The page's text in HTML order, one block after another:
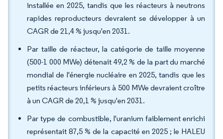
installée en 2025, tandis que les réacteurs à neutrons
rapides reproducteurs devraient se développer à un
CAGR de 21,4 % jusqu'en 2031.
Par taille de réacteur, la catégorie de taille moyenne
(500-1 000 MWe) détenait 49,2 % de la part du marché
mondial de l'énergie nucléaire en 2025, tandis que les
petits réacteurs inférieurs à 500 MWe devraient croître
à un CAGR de 20,1 % jusqu'en 2031.
Par type de combustible, l'uranium faiblement enrichi
représentait 87,5 % de la capacité en 2025 ; le HALEU